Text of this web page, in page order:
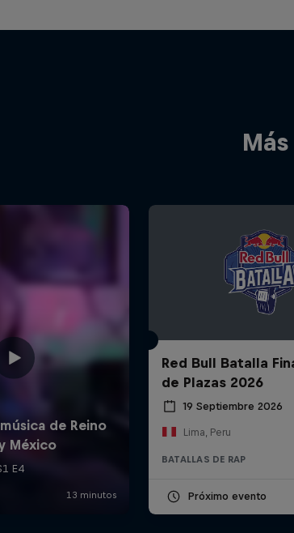
Red Bull Batalla
de Plazas 2026
19 Septiembre 2026
Lima, Peru
BATALLAS DE RAP
Próximo evento